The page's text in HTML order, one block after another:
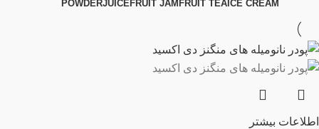
ICE CREAM
FRUIT TEA
FRUIT JAM
JUICE
POWDER
اطلاعات بیشتر